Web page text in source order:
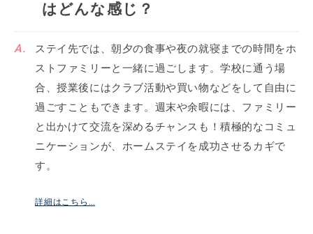
はどんな感じ？
ステイ先では、朝夕の食事や夜の就寝までの時間をホ
ストファミリーと一緒に過ごします。学校に通う場
合、授業後にはクラブ活動や買い物などをして自由に
過ごすこともできます。週末や余暇には、ファミリー
と出かけて交流を深めるチャンスも！積極的なコミュ
ニケーションが、ホームステイを成功させるカギで
す。
詳細はこちら…